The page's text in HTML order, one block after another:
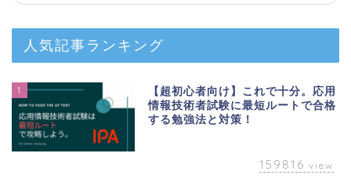
人気記事ランキング
1
【超初心者向け】これで十分。応用
情報技術者試験に最短ルートで合格
する勉強法と対策！
159816 view